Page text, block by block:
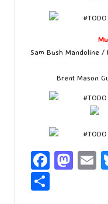
Sam Bush Mandoline /
Brent Mason
Fa M E